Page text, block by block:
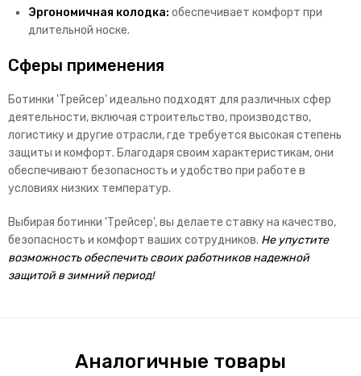
Эргономичная колодка: обеспечивает комфорт при
длительной носке.
Сферы применения
Ботинки 'Трейсер' идеально подходят для различных сфер
деятельности, включая строительство, производство,
логистику и другие отрасли, где требуется высокая степень
защиты и комфорт. Благодаря своим характеристикам, они
обеспечивают безопасность и удобство при работе в
условиях низких температур.
Выбирая ботинки 'Трейсер', вы делаете ставку на качество,
безопасность и комфорт ваших сотрудников. Не упустите
возможность обеспечить своих работников надежной
защитой в зимний период!
Аналогичные товары